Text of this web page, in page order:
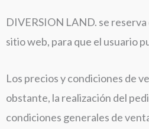
DIVERSION LAND. se
sitio web, para que el usuario
Los precios y condiciones de
obstante, la realización del
condiciones generales de